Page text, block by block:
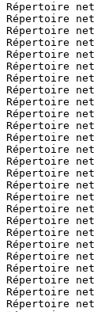
Répertoire
Répertoire
Répertoire
Répertoire
Répertoire
Répertoire
Répertoire
Répertoire
Répertoire
Répertoire
Répertoire
Répertoire
Répertoire
Répertoire
Répertoire
Répertoire
Répertoire
Répertoire
Répertoire
Répertoire
Répertoire
Répertoire
Répertoire
Répertoire
Répertoire
Répertoire